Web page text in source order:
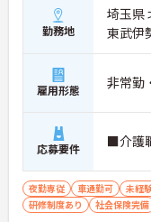
・困った時もすぐに
しの良い職場となっ
う高い定着率につな
【医療機関と連携した
ケアスキルを磨ける環
・24時間体制で介護
も連携しているため
きる安心・安全なサ
できる場合が多く、
ら着実に専門性を高
勤務地
埼玉県
東武伊
雇用形態 非常勤
応募要件 ■介護
夜勤専従 車通勤可 未経
研修制度あり
社会保険完備